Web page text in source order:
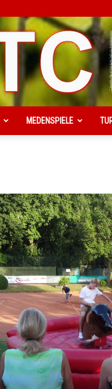
MEDENSPIELE